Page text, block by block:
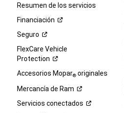
Resumen de los servicios
Financiación
Seguro
FlexCare Vehicle
Protection
Accesorios Mopar®originales
Mercancía de Ram
Servicios conectados